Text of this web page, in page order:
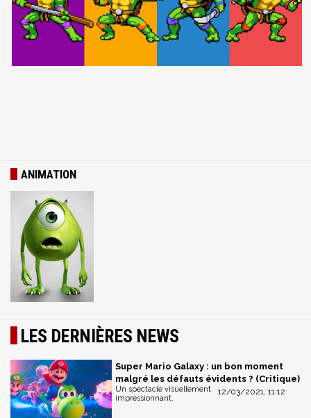
ANIMATION
LES DERNIÈRES NEWS
Super Mario Galaxy : un bon moment
malgré les défauts évidents ? (Critique)
12/03/2021, 11:12
Un spectacle visuellement
impressionnant.